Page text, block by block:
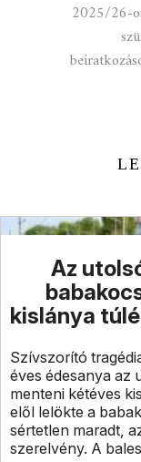
2025/26-
Az
kislánya
Szívszorító
éves édesanya az
menteni kétéves
elől lelökte a
sértetlen maradt,
szerelvény. A